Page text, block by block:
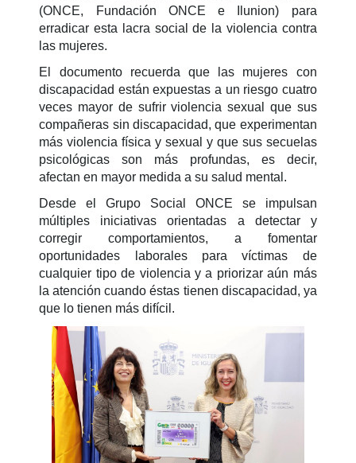
(ONCE, Fundación ONCE e Ilunion) para
erradicar esta lacra social de la violencia contra
las mujeres.
El documento recuerda que las mujeres con
discapacidad están expuestas a un riesgo cuatro
veces mayor de sufrir violencia sexual que sus
compañeras sin discapacidad, que experimentan
más violencia física y sexual y que sus secuelas
psicológicas son más profundas, es decir,
afectan en mayor medida a su salud mental.
Desde el Grupo Social ONCE se impulsan
múltiples iniciativas orientadas a detectar y
corregir comportamientos, a fomentar
oportunidades laborales para víctimas de
cualquier tipo de violencia y a priorizar aún más
la atención cuando éstas tienen discapacidad, ya
que lo tienen más difícil.